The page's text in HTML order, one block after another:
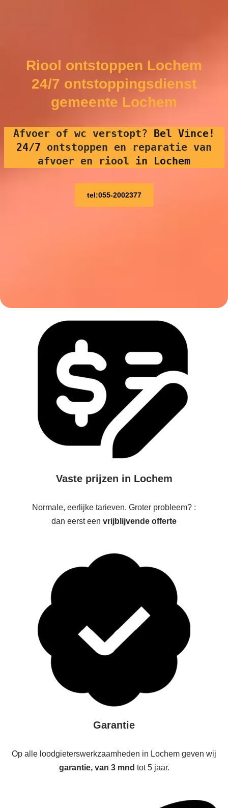
Riool ontstoppen Lochem
24/7 ontstoppingsdienst
gemeente Lochem
Afvoer of wc verstopt? Bel Vince!
24/7 ontstoppen en reparatie van
afvoer en riool in Lochem
tel:055-2002377
Vaste prijzen in Lochem
Normale, eerlijke tarieven. Groter probleem? :
dan eerst een vrijblijvende offerte
Garantie
Op alle loodgieterswerkzaamheden in Lochem geven wij
garantie, van 3 mnd tot 5 jaar.